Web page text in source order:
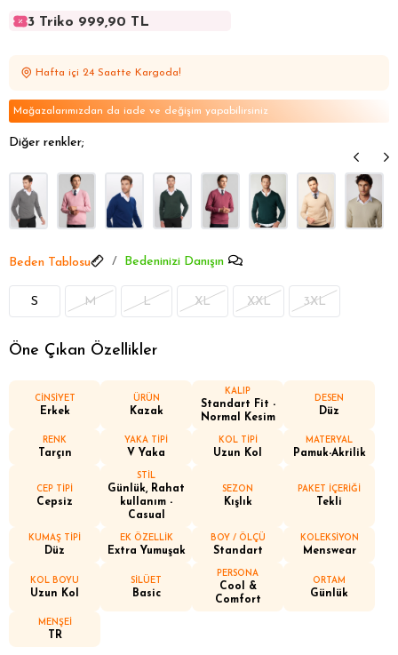
3 Triko 999,90 TL
3 Triko 999,90 TL
Hafta içi 24 Saatte Kargoda!
Mağazalarımızdan da iade ve değişim yapabilirsiniz
Diğer renkler;
Beden Tablosu Bedeninizi Danışın
S M L XL XXL 3XL
Öne Çıkan Özellikler
CİNSİYET
Erkek
ÜRÜN
Kazak
KALIP
Standart Fit -
Normal Kesim
DESEN
Düz
RENK
Tarçın
YAKA TİPİ
V Yaka
KOL TİPİ
Uzun Kol
MATERYAL
Pamuk-Akrilik
CEP TİPİ
Cepsiz
STİL
Günlük, Rahat
kullanım -
Casual
SEZON
Kışlık
PAKET İÇERİĞİ
Tekli
KUMAŞ TİPİ
Düz
EK ÖZELLİK
Extra Yumuşak
BOY / ÖLÇÜ
Standart
KOLEKSİYON
Menswear
KOL BOYU
Uzun Kol
SİLÜET
Basic
PERSONA
Cool &
Comfort
ORTAM
Günlük
MENŞEİ
TR